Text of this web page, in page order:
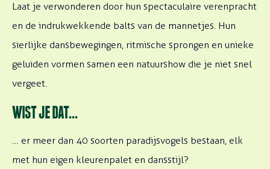
Laat je verwonderen door hun spectaculaire verenpracht
en de indrukwekkende balts van de mannetjes. Hun
sierlijke dansbewegingen, ritmische sprongen en unieke
geluiden vormen samen een natuurshow die je niet snel
vergeet.
WIST JE DAT…
… er meer dan 40 soorten paradijsvogels bestaan, elk
met hun eigen kleurenpalet en dansstijl?